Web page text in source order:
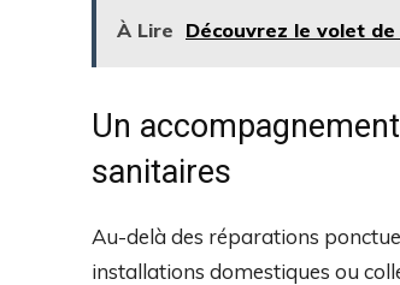
À Lire Découvrez le volet
Un
sanitaires
Au-delà des réparations
installations domestiques ou